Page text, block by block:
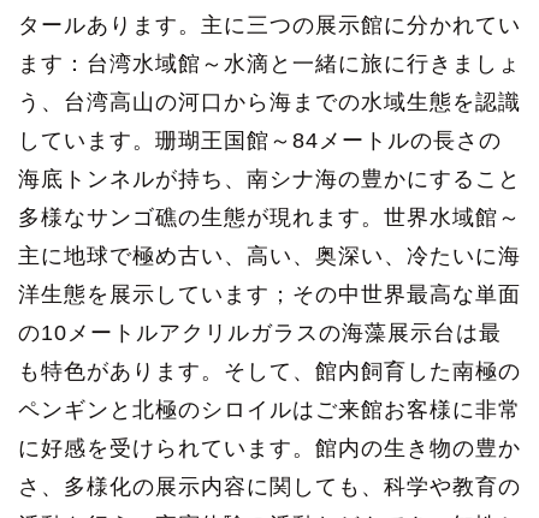
タールあります。主に三つの展示館に分かれてい
ます：台湾水域館～水滴と一緒に旅に行きましょ
う、台湾高山の河口から海までの水域生態を認識
しています。珊瑚王国館～84メートルの長さの
海底トンネルが持ち、南シナ海の豊かにすること
多様なサンゴ礁の生態が現れます。世界水域館～
主に地球で極め古い、高い、奥深い、冷たいに海
洋生態を展示しています；その中世界最高な単面
の10メートルアクリルガラスの海藻展示台は最
も特色があります。そして、館内飼育した南極の
ペンギンと北極のシロイルはご来館お客様に非常
に好感を受けられています。館内の生き物の豊か
さ、多様化の展示内容に関しても、科学や教育の